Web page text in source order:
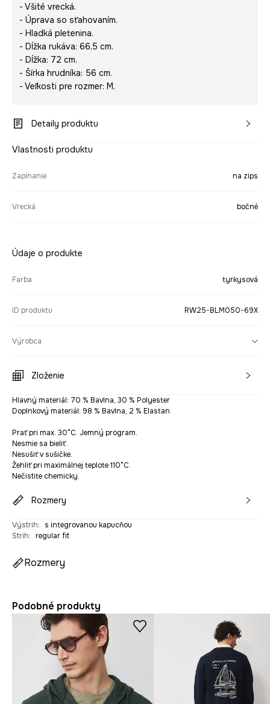
- Všité vrecká.
- Úprava so sťahovaním.
- Hladká pletenina.
- Dĺžka rukáva: 66,5 cm.
- Dĺžka: 72 cm.
- Šírka hrudníka: 56 cm.
- Veľkosti pre rozmer: M.
Detaily produktu
Vlastnosti produktu
Zapínanie na zips
Vrecká bočné
Údaje o produkte
Farba tyrkysová
ID produktu RW25-BLM050-69X
Výrobca
Zloženie
Hlavný materiál: 70 % Bavlna, 30 % Polyester
Doplnkový materiál: 98 % Bavlna, 2 % Elastan
Prať pri max. 30°C. Jemný program.
Nesmie sa bieliť.
Nesušiť v sušičke.
Žehliť pri maximálnej teplote 110°C.
Nečistite chemicky.
Rozmery
Výstrih:
s integrovanou kapucňou
Strih: regular fit
Rozmery
Podobné produkty